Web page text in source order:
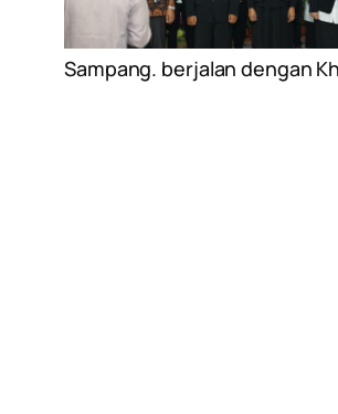
Sampang. berjalan dengan